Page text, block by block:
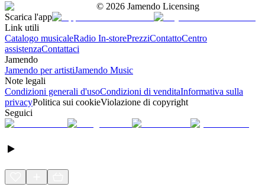
© 2026 Jamendo Licensing
Scarica l'app
Link utili
Catalogo musicaleRadio In-storePrezziContattoCentro
assistenzaContattaci
Jamendo
Jamendo per artistiJamendo Music
Note legali
Condizioni generali d'usoCondizioni di venditaInformativa sulla
privacyPolitica sui cookieViolazione di copyright
Seguici